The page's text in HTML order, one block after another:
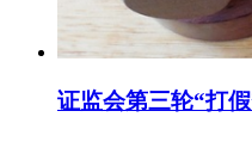
证监会第三轮“打